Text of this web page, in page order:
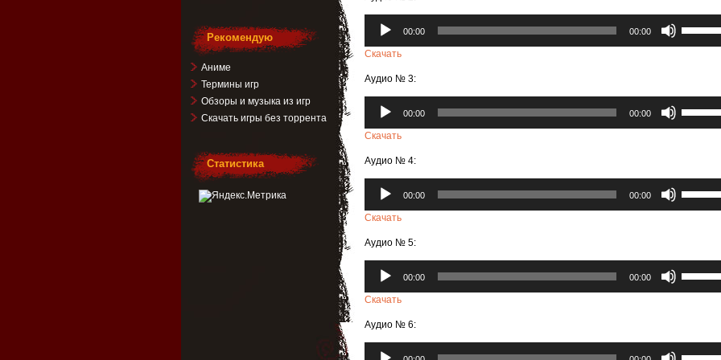
или
00:00 00:00
клавиши
или
Скачать
Аудио № 3:
00:00 00:00
клавиши
или
Скачать
Аудио № 4:
00:00 00:00
клавиши
или
Скачать
Аудио № 5:
00:00 00:00
клавиши
Скачать
Аудио № 6:
Рекомендую
Аниме
Термины игр
Обзоры и музыка из игр
Скачать игры без торрента
Статистика